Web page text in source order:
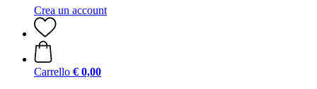
Crea un account
Carrello € 0,00